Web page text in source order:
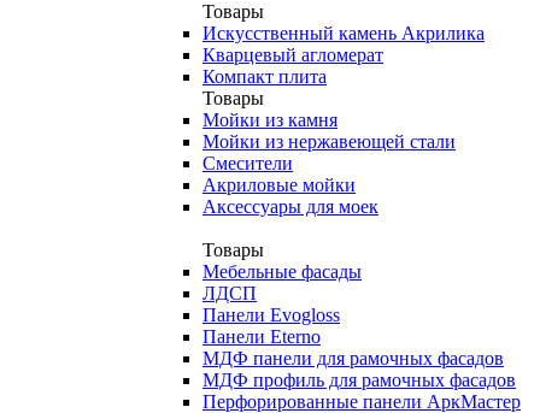
Товары
Искусственный камень Акрилика
Кварцевый агломерат
Компакт плита
Товары
Мойки из камня
Мойки из нержавеющей стали
Смесители
Акриловые мойки
Аксессуары для моек
Товары
Мебельные фасады
ЛДСП
Панели Evogloss
Панели Eterno
МДФ панели для рамочных фасадов
МДФ профиль для рамочных фасадов
Перфорированные панели АркМастер